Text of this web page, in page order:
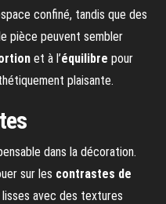
confiné, tandis que des
pièce peuvent sembler
et à l’équilibre pour
plaisante.
dans la décoration.
sur les contrastes de
avec des textures